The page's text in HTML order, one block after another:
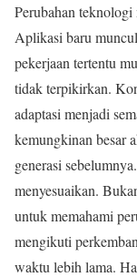
Perubahan teknologi
Aplikasi baru
pekerjaan tertentu
tidak terpikirkan.
adaptasi menjadi
kemungkinan besar
generasi
menyesuaikan.
untuk memahami
mengikuti
waktu lebih lama.